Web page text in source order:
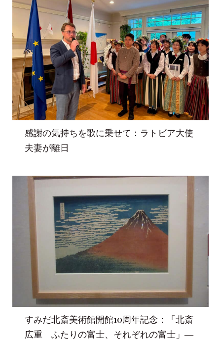
感謝の気持ちを歌に乗せて：ラトビア大使
夫妻が離日
すみだ北斎美術館開館10周年記念：「北斎
広重 ふたりの富士、それぞれの富士」―